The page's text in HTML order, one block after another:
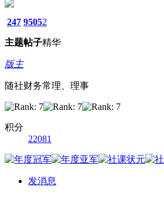
247
主题
9505
帖子
2
精华
版主
随社财务常理、理事
积分
22081
发消息